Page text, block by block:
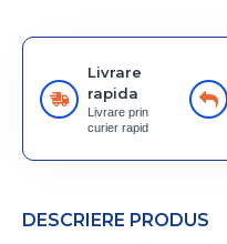
Livrare
rapida
Livrare prin
curier rapid
DESCRIERE PRODUS